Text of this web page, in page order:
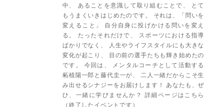
中、 あることを意識して取り組むことで、 とて
もうまくいきはじめたのです。 それは、「問いを
変えること」 自分自身に投げかける問いを変え
る。 たったそれだけで、 スポーツにおける指導
ばかりでなく、 人生やライフスタイルにも大きな
変化が起こり、 目の前の選手たちも輝き始めたの
です。 今回は、 メンタルコーチとして活動する
柘植陽一郎と藤代圭一が、 二人一緒だからこそ生
み出せるシナジーをお届けします！ あなたも、ぜ
ひ、一緒に学びませんか？ 詳細ページはこちら
（終了したイベントです）